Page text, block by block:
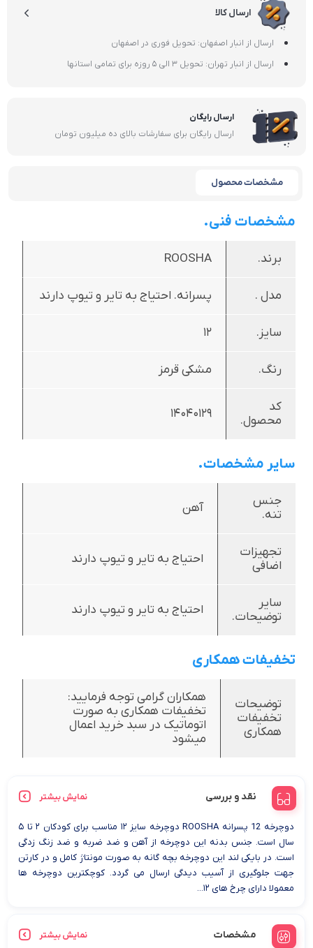
ارسال کالا
ارسال از انبار اصفهان: تحویل فوری در اصفهان
ارسال از انبار تهران: تحویل 3 الی 5 روزه برای تمامی استانها
ارسال رایگان
ارسال رایگان برای سفارشات بالای ده میلیون تومان
مشخصات محصول
مشخصات فنی.
برند. ROOSHA
مدل . پسرانه. احتیاج به تایر و تیوپ دارند
سایز. 12
رنگ. مشکی قرمز
کد
محصول.
14040129
سایر مشخصات.
جنس
تنه.
آهن
تجهیزات
اضافی
احتیاج به تایر و تیوپ دارند
سایر
توضیحات.
احتیاج به تایر و تیوپ دارند
تخفیفات همکاری
توضیحات
تخفیفات
همکاری
همکاران گرامی توجه فرمایید:
تخفیفات همکاری به صورت
اتوماتیک در سبد خرید اعمال
میشود
نقد و بررسی نمایش بیشتر
دوچرخه 12 پسرانه ROOSHA دوچرخه سایز ۱۲ مناسب برای کودکان ۲ تا ۵
سال است. جنس بدنه این دوچرخه از آهن و ضد ضربه و ضد زنگ زدگی
است. در بایکی لند این دوچرخه بچه گانه به صورت مونتاژ کامل و در کارتن
جهت جلوگیری از آسیب دیدگی ارسال می گردد. کوچکترین دوچرخه ها
معمولا دارای چرخ های ۱۲...
مشخصات نمایش بیشتر